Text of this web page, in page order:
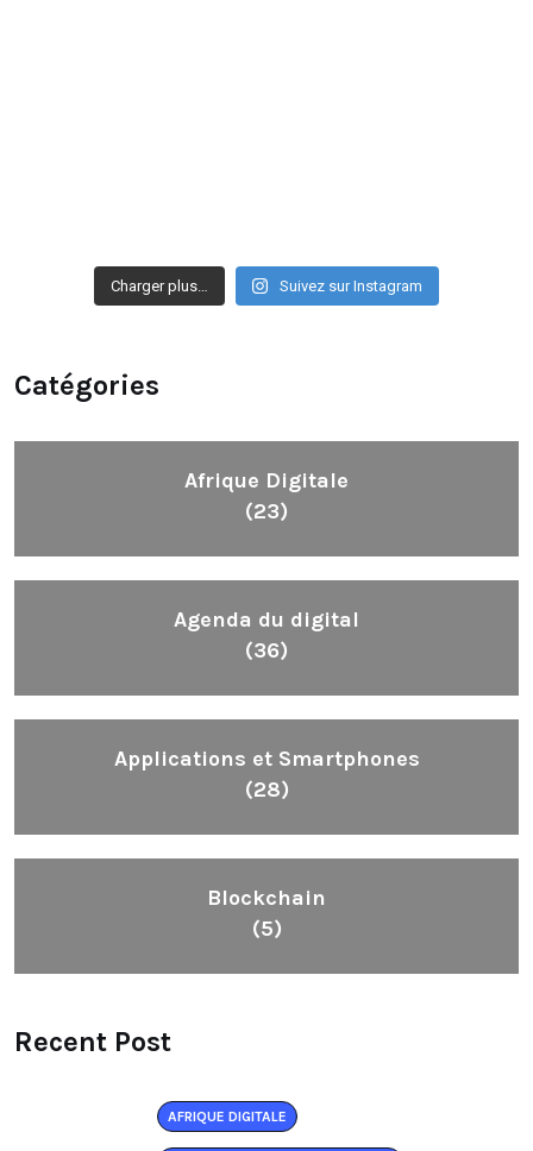
Charger plus… Suivez sur Instagram
Catégories
Afrique Digitale
(23)
Agenda du digital
(36)
Applications et Smartphones
(28)
Blockchain
(5)
Recent Post
AFRIQUE DIGITALE